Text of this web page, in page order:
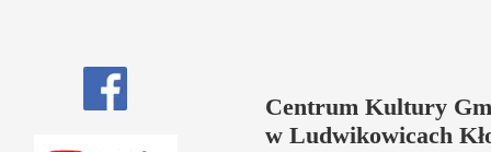
Centrum Kultury
w Ludwikowicach